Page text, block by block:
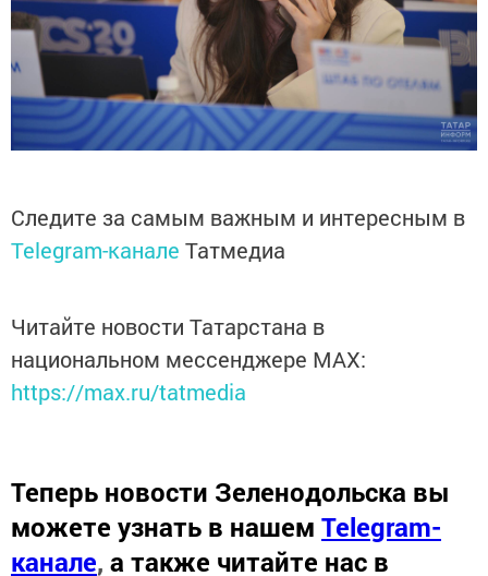
Следите за самым важным и интересным в
Telegram-канале Татмедиа
Читайте новости Татарстана в
национальном мессенджере MАХ:
https://max.ru/tatmedia
Теперь новости Зеленодольска вы
можете узнать в нашем Telegram-
канале, а также читайте нас в